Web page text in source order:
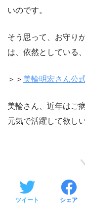
いのです。
そう思って、お守り
は、依然としている
＞＞ 美輪明宏さん公
美輪さん、近年はご
元気で活躍して欲し
ツイート シェア